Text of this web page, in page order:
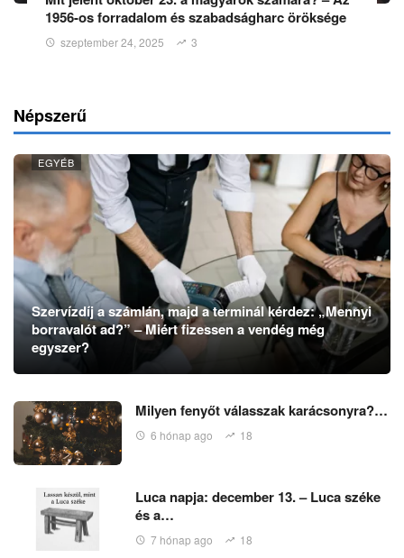
1956-os forradalom és szabadságharc öröksége
szeptember 24, 2025 3
Népszerű
EGYÉB
Szervízdíj a számlán, majd a terminál kérdez: „Mennyi
borravalót ad?” – Miért fizessen a vendég még
egyszer?
Milyen fenyőt válasszak karácsonyra?…
6 hónap ago 18
Luca napja: december 13. – Luca széke
és a…
7 hónap ago 18